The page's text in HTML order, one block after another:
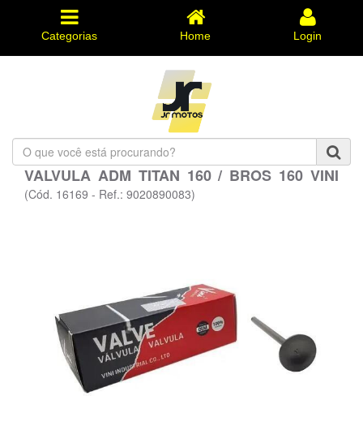
Categorias Home Login
O
que
você
está
VALVULA ADM TITAN 160 / BROS 160 VINI
(Cód. 16169 - Ref.: 9020890083)